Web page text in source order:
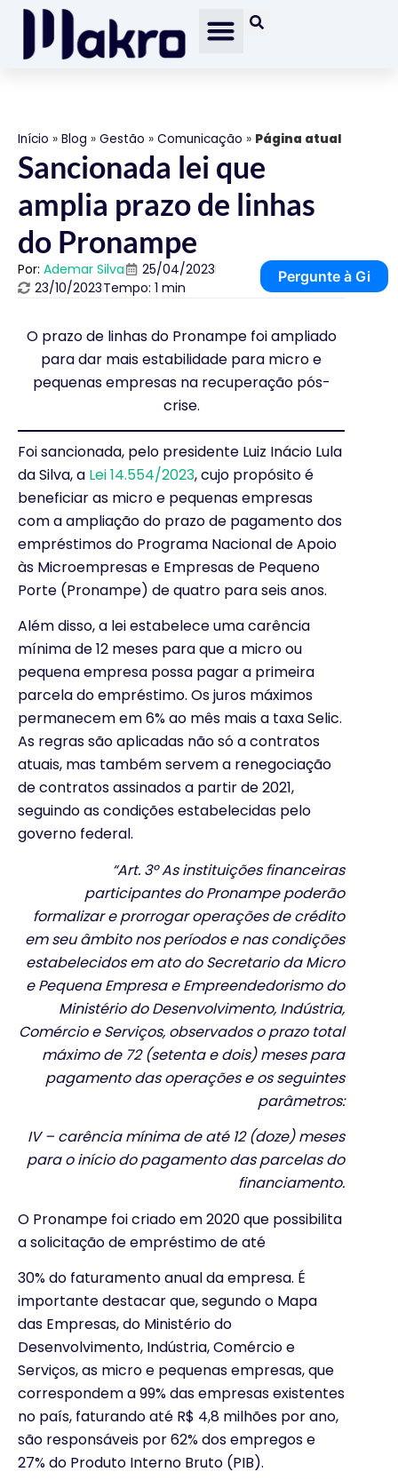
Início » Blog » Gestão » Comunicação » Página atual
Sancionada lei que
amplia prazo de linhas
do Pronampe
Por: Ademar Silva
25/04/2023
23/10/2023Tempo: 1 min
Pergunte à Gi
O prazo de linhas do Pronampe foi ampliado
para dar mais estabilidade para micro e
pequenas empresas na recuperação pós-
crise.
Foi sancionada, pelo presidente Luiz Inácio Lula
da Silva, a Lei 14.554/2023, cujo propósito é
beneficiar as micro e pequenas empresas
com a ampliação do prazo de pagamento dos
empréstimos do Programa Nacional de Apoio
às Microempresas e Empresas de Pequeno
Porte (Pronampe) de quatro para seis anos.
Além disso, a lei estabelece uma carência
mínima de 12 meses para que a micro ou
pequena empresa possa pagar a primeira
parcela do empréstimo. Os juros máximos
permanecem em 6% ao mês mais a taxa Selic.
As regras são aplicadas não só a contratos
atuais, mas também servem a renegociação
de contratos assinados a partir de 2021,
seguindo as condições estabelecidas pelo
governo federal.
“Art. 3º As instituições financeiras
participantes do Pronampe poderão
formalizar e prorrogar operações de crédito
em seu âmbito nos períodos e nas condições
estabelecidos em ato do Secretario da Micro
e Pequena Empresa e Empreendedorismo do
Ministério do Desenvolvimento, Indústria,
Comércio e Serviços, observados o prazo total
máximo de 72 (setenta e dois) meses para
pagamento das operações e os seguintes
parâmetros:
IV – carência mínima de até 12 (doze) meses
para o início do pagamento das parcelas do
financiamento.
O Pronampe foi criado em 2020 que possibilita
a solicitação de empréstimo de até
30% do faturamento anual da empresa. É
importante destacar que, segundo o Mapa
das Empresas, do Ministério do
Desenvolvimento, Indústria, Comércio e
Serviços, as micro e pequenas empresas, que
correspondem a 99% das empresas existentes
no país, faturando até R$ 4,8 milhões por ano,
são responsáveis por 62% dos empregos e
27% do Produto Interno Bruto (PIB).